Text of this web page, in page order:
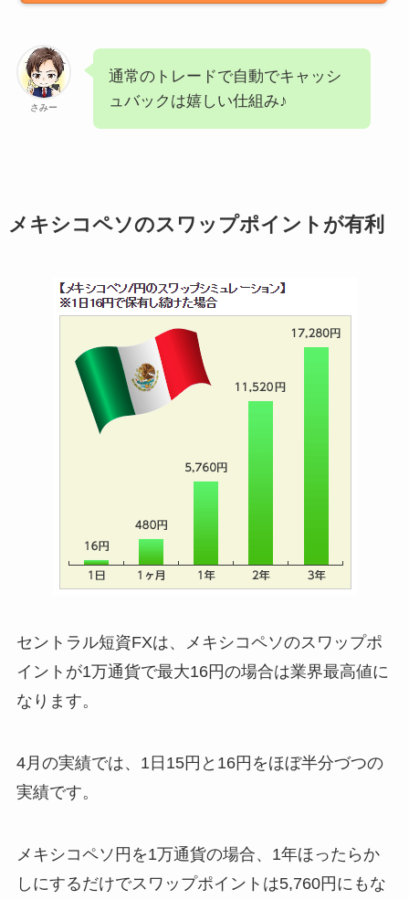
さみー
通常のトレードで自動でキャッシ
ュバックは嬉しい仕組み♪
メキシコペソのスワップポイントが有利
セントラル短資FXは、メキシコペソのスワップポ
イントが1万通貨で最大16円の場合は業界最高値に
なります。
4月の実績では、1日15円と16円をほぼ半分づつの
実績です。
メキシコペソ円を1万通貨の場合、1年ほったらか
しにするだけでスワップポイントは5,760円にもな